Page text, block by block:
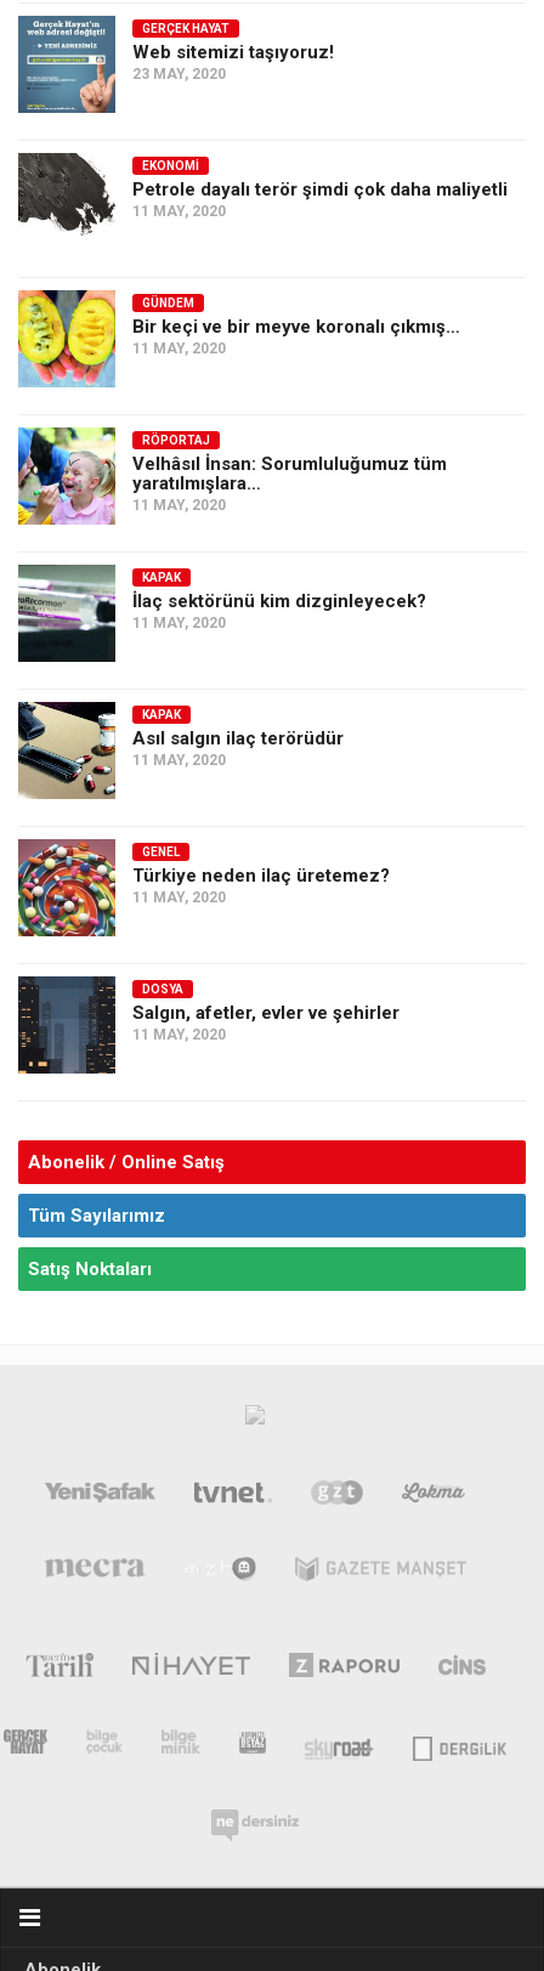
GERÇEK HAYAT
Web sitemizi taşıyoruz!
23 MAY, 2020
EKONOMI
Petrole dayalı terör şimdi çok daha maliyetli
11 MAY, 2020
GÜNDEM
Bir keçi ve bir meyve koronalı çıkmış…
11 MAY, 2020
RÖPORTAJ
Velhâsıl İnsan: Sorumluluğumuz tüm
yaratılmışlara…
11 MAY, 2020
KAPAK
İlaç sektörünü kim dizginleyecek?
11 MAY, 2020
KAPAK
Asıl salgın ilaç terörüdür
11 MAY, 2020
GENEL
Türkiye neden ilaç üretemez?
11 MAY, 2020
DOSYA
Salgın, afetler, evler ve şehirler
11 MAY, 2020
Abonelik / Online Satış
Tüm Sayılarımız
Satış Noktaları